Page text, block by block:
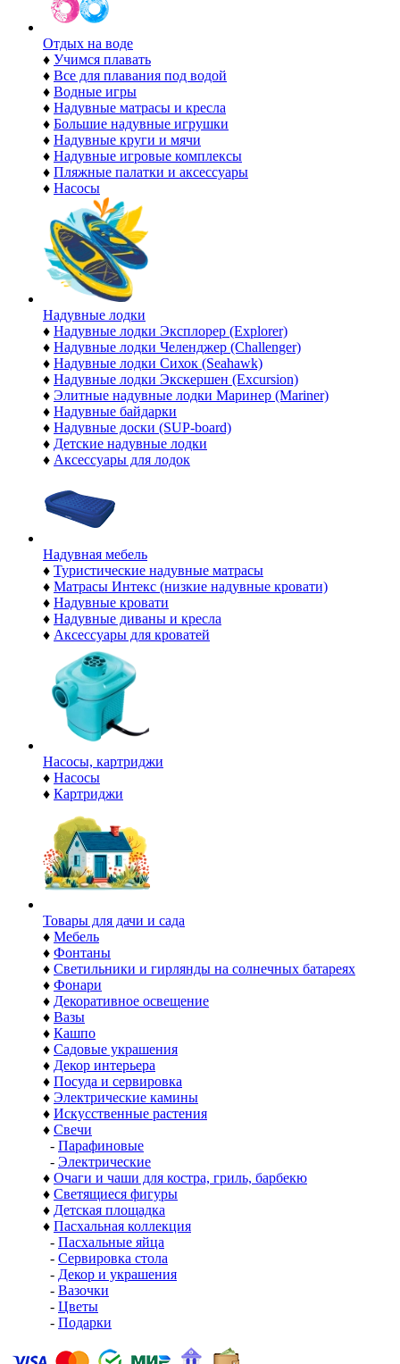
Отдых на воде
♦ Учимся плавать
♦ Все для плавания под водой
♦ Водные игры
♦ Надувные матрасы и кресла
♦ Большие надувные игрушки
♦ Надувные круги и мячи
♦ Надувные игровые комплексы
♦ Пляжные палатки и аксессуары
♦ Насосы
Надувные лодки
♦ Надувные лодки Эксплорер (Explorer)
♦ Надувные лодки Челенджер (Challenger)
♦ Надувные лодки Сихок (Seahawk)
♦ Надувные лодки Экскершен (Excursion)
♦ Элитные надувные лодки Маринер (Mariner)
♦ Надувные байдарки
♦ Надувные доски (SUP-board)
♦ Детские надувные лодки
♦ Аксессуары для лодок
Надувная мебель
♦ Туристические надувные матрасы
♦ Матрасы Интекс (низкие надувные кровати)
♦ Надувные кровати
♦ Надувные диваны и кресла
♦ Аксессуары для кроватей
Насосы, картриджи
♦ Насосы
♦ Картриджи
Товары для дачи и сада
♦ Мебель
♦ Фонтаны
♦ Светильники и гирлянды на солнечных батареях
♦ Фонари
♦ Декоративное освещение
♦ Вазы
♦ Кашпо
♦ Садовые украшения
♦ Декор интерьера
♦ Посуда и сервировка
♦ Электрические камины
♦ Искусственные растения
♦ Свечи
- Парафиновые
- Электрические
♦ Очаги и чаши для костра, гриль, барбекю
♦ Светящиеся фигуры
♦ Детская площадка
♦ Пасхальная коллекция
- Пасхальные яйца
- Сервировка стола
- Декор и украшения
- Вазочки
- Цветы
- Подарки